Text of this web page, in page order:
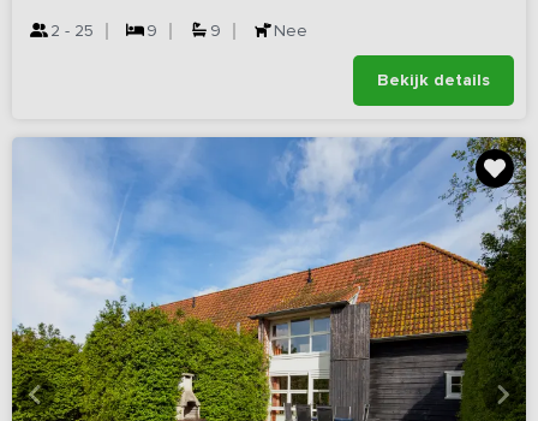
2 - 25 9 9 Nee
Bekijk details